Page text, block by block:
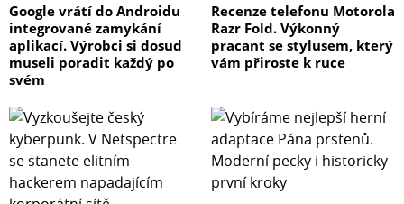
Google vrátí do Androidu
integrované zamykání
aplikací. Výrobci si dosud
museli poradit každý po
svém
Recenze telefonu Motorola
Razr Fold. Výkonný
pracant se stylusem, který
vám přiroste k ruce